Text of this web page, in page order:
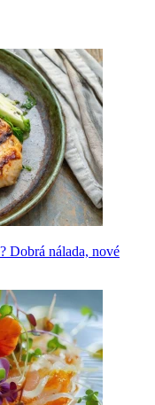
Dobrá nálada, nové